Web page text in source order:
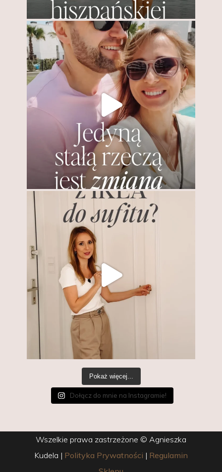
Pokaż więcej...
Dołącz do mnie na Instagramie!
Wszelkie prawa zastrzeżone © Agnieszka
Kudela | Polityka Prywatności | Regulamin